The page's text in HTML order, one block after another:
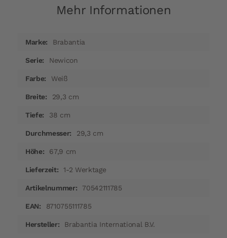
Mehr Informationen
InformationenBrabantia
Newicon
Weiß
29,3 cm
38 cm
29,3 cm
67,9 cm
1-2 Werktage
70542111785
8710755111785
Brabantia International B.V.